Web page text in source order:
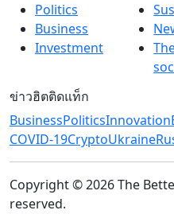
Politics
Business
Investment
ข่าวฮิตติดแท็ก
BusinessPoliticsInnovation
COVID-19CryptoUkraine
Copyright © 2026 The
reserved.